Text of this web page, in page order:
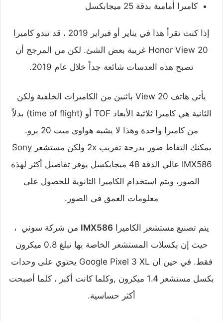
كاميرا أمامية بدقة 25 ميجابكسل
إذا كنت تقرأ هذا في يناير أو فبراير 2019 ، قد تبدو كاميرا
Honor View 20 غريبة بعض الشئ. لكن من المرجح أن
تصبح هذه العدسات شائعة جداً خلال عام 2019.
يأتي هاتف View 20 باثنين من الكاميرات الخلفية ولكن
الثانية هي كاميرا ثلاثية الأبعاد TOF أو (time of flight) بدلاً
من كاميرا واحدة وهذا لا يشبه هواوي ميت 20 برو.
يمكنك التقاط صور بدرجة تقريب 2x ولكن مستشعر Sony
IMX586 عالي الدقة 48 ميجابكسل يوفر تفاصيل أكثر لهذه
الصور، ويتم استخدام الكاميرا الثانوية للحصول على
معلومات العمق في الصور.
يتم تصنيع مستشعر الكاميرا IMX586 من شركة سوني ،
حيث إن بكسلات المستشعر الخاصة بها تبلغ 0.8 ميكرون
فقط. في حين ان Google Pixel 3 XL يحتوي على وحدات
بكسل مستشعر 1.4 ميكرون ,وكلما كانت أكبر ، كلما أصبحت
أكثر حساسية.